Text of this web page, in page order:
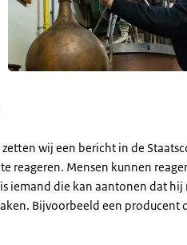
wij een bericht in de
reageren. Mensen kunnen
iemand die kan aantonen dat
Bijvoorbeeld een producent